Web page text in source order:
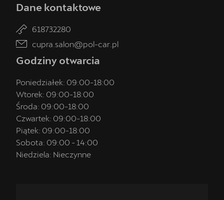
Dane kontaktowe
618732280
cupra.salon@pol-car.pl
Godziny otwarcia
Poniedziałek: 09:00-18:00
Wtorek: 09:00-18:00
Środa: 09:00-18:00
Czwartek: 09:00-18:00
Piątek: 09:00-18:00
Sobota: 09:00 - 14:00
Niedziela: Nieczynne